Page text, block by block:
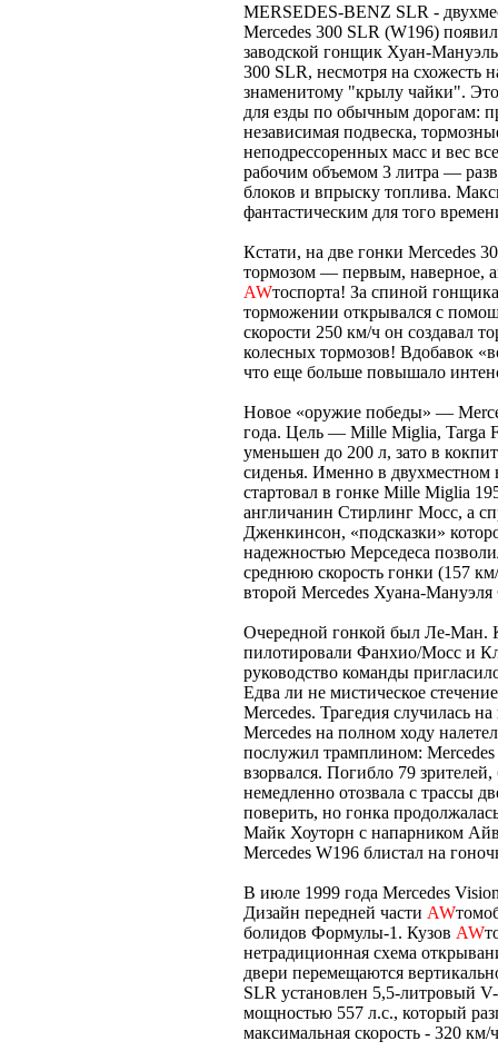
MERSEDES-BENZ SLR -
Mercedes 300 SLR (W196)
заводской гонщик Хуан-
300 SLR, несмотря на схожесть
знаменитому "крылу чайки".
для езды по обычным дорогам:
независимая подвеска,
неподрессоренных масс и вес
рабочим объемом 3 литра —
блоков и впрыску топлива.
фантастическим для того
Кстати, на две гонки Mercedes
тормозом — первым, наверное,
AWтоспорта! За спиной
торможении открывался с
скорости 250 км/ч он создавал
колесных тормозов! Вдобавок
что еще больше повышало
Новое «оружие победы» —
года. Цель — Mille Miglia, Targa
уменьшен до 200 л, зато в
сиденья. Именно в двухместном
стартовал в гонке Mille Miglia
англичанин Стирлинг Мосс, а
Дженкинсон, «подсказки»
надежностью Мерседеса
среднюю скорость гонки (157
второй Mercedes Хуана-
Очередной гонкой был Ле-Ман.
пилотировали Фанхио/Мосс и
руководство команды
Едва ли не мистическое
Mercedes. Трагедия случилась
Mercedes на полном ходу
послужил трамплином:
взорвался. Погибло 79
немедленно отозвала с трассы
поверить, но гонка
Майк Хоуторн с напарником
Mercedes W196 блистал на
В июле 1999 года Mercedes
Дизайн передней части AW
болидов Формулы-1. Кузов AW
нетрадиционная схема
двери перемещаются
SLR установлен 5,5-литровый
мощностью 557 л.с., который
максимальная скорость - 320 км/